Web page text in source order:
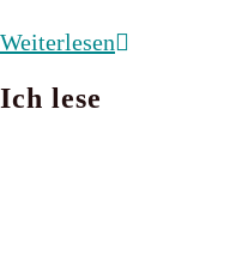
WeiterlesenOf
Ich lese